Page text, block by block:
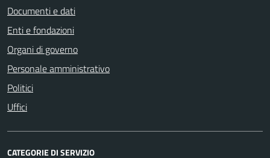
Documenti e dati
Enti e fondazioni
Organi di governo
Personale amministrativo
Politici
Uffici
CATEGORIE DI SERVIZIO